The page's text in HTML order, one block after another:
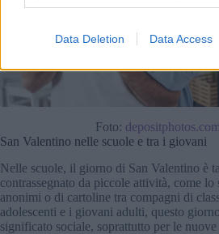
Data Deletion Data Access
Foto: depositphotos.com
San Valentino nelle scuole e tra i giovani
Nelle scuole, il giorno di San Valentino è
contrassegnato da piccole attività, come
anonimi o di cartoline tra compagni di
adolescenti e i giovani adulti, questo
significato sociale, soprattutto per le